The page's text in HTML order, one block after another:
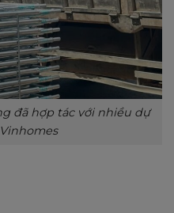
đã hợp tác với nhiều dự